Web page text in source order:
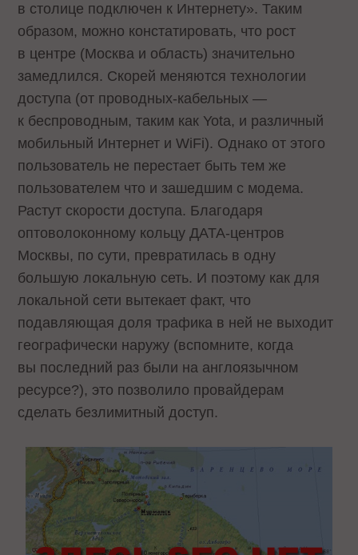
в столице подключен к Интернету». Таким
образом, можно констатировать, что рост
в центре (Москва и область) значительно
замедлился. Скорей меняются технологии
доступа (от проводных-кабельных —
к беспроводным, таким как Yota, и различный
мобильный Интернет и WiFi). Однако от этого
пользователь не перестает быть тем же
пользователем что и зашедшим с модема.
Растут скорости доступа. Благодаря
оптоволоконному кольцу ДАТА-центров
Москвы, по сути, превратилась в одну
большую локальную сеть. И поэтому как для
локальной сети вытекает факт, что
подавляющая доля трафика в ней не выходит
географически наружу (вспомните, когда
вы последний раз были на англоязычном
ресурсе?), это позволило провайдерам
сделать безлимитный доступ.